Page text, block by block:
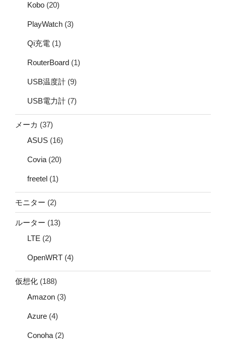
Kobo (20)
PlayWatch (3)
Qi充電 (1)
RouterBoard (1)
USB温度計 (9)
USB電力計 (7)
メーカ (37)
ASUS (16)
Covia (20)
freetel (1)
モニター (2)
ルーター (13)
LTE (2)
OpenWRT (4)
仮想化 (188)
Amazon (3)
Azure (4)
Conoha (2)